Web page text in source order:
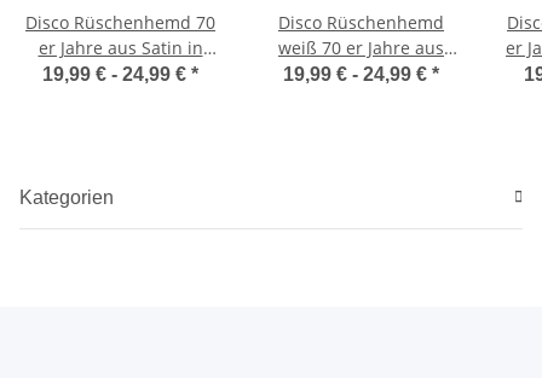
Disco Rüschenhemd 70
er Jahre aus Satin in
schwarz
19,99 € - 24,99 € *
Disco Rüschenhemd
weiß 70 er Jahre aus
Satin in weiss
19,99 € - 24,99 € *
er
Kategorien